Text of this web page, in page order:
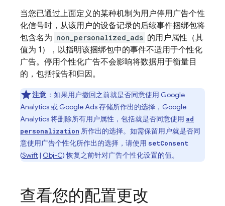
当您已通过上面定义的某种机制为用户停用广告个性
化信号时，从该用户的设备记录的后续事件捆绑包将
包含名为 non_personalized_ads 的用户属性（其
值为 1），以指明该捆绑包中的事件不适用于个性化
广告。停用个性化广告不会影响将数据用于衡量目
的，包括报告和归因。
注意 ：如果用户撤回之前就是否同意使用 Google
Analytics 或 Google Ads 存储所作出的选择，Google
Analytics 将删除所有用户属性，包括就是否同意使用 ad
personalization 所作出的选择。如需保留用户就是否同
意使用广告个性化所作出的选择，请使用 setConsent
(Swift | Obj-C) 恢复之前针对广告个性化设置的值。
查看您的配置更改